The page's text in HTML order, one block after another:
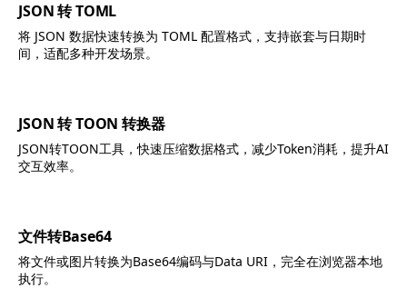
JSON 转 TOML
将 JSON 数据快速转换为 TOML 配置格式，支持嵌套与日期时
间，适配多种开发场景。
JSON 转 TOON 转换器
JSON转TOON工具，快速压缩数据格式，减少Token消耗，提升AI
交互效率。
文件转Base64
将文件或图片转换为Base64编码与Data URI，完全在浏览器本地
执行。